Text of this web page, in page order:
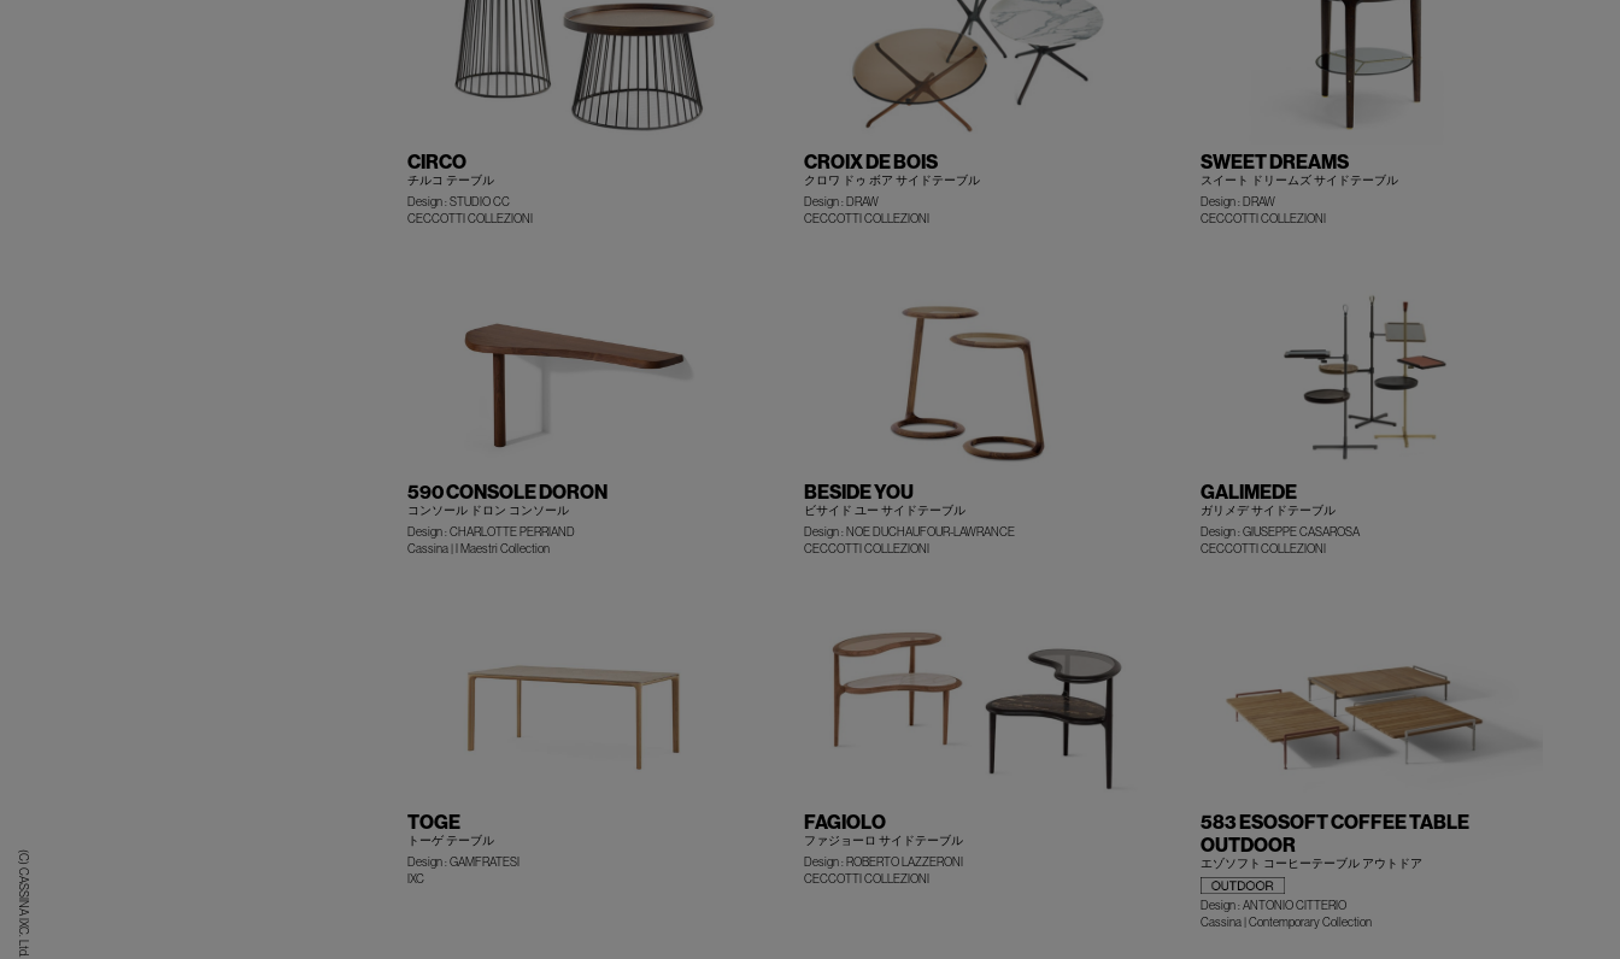
(C) CASSINA IXC. Ltd.
CIRCO
チルコ テーブル
Design : STUDIO CC
CECCOTTI COLLEZIONI
CROIX DE BOIS
クロワ ドゥ ボア サイドテーブル
Design : DRAW
CECCOTTI COLLEZIONI
SWEET DREAMS
スイート ドリームズ サイドテーブル
Design : DRAW
CECCOTTI COLLEZIONI
590 CONSOLE DORON
コンソール ドロン コンソール
Design : CHARLOTTE PERRIAND
Cassina | I Maestri Collection
BESIDE YOU
ビサイド ユー サイドテーブル
Design : NOE DUCHAUFOUR-LAWRANCE
CECCOTTI COLLEZIONI
GALIMEDE
ガリメデ サイドテーブル
Design : GIUSEPPE CASAROSA
CECCOTTI COLLEZIONI
TOGE
トーゲ テーブル
Design : GAMFRATESI
IXC
FAGIOLO
ファジョーロ サイドテーブル
Design : ROBERTO LAZZERONI
CECCOTTI COLLEZIONI
583 ESOSOFT COFFEE TABLE
OUTDOOR
エゾソフト コーヒーテーブル アウトドア
Design : ANTONIO CITTERIO
Cassina | Contemporary Collection